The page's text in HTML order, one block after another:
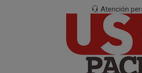
Atención